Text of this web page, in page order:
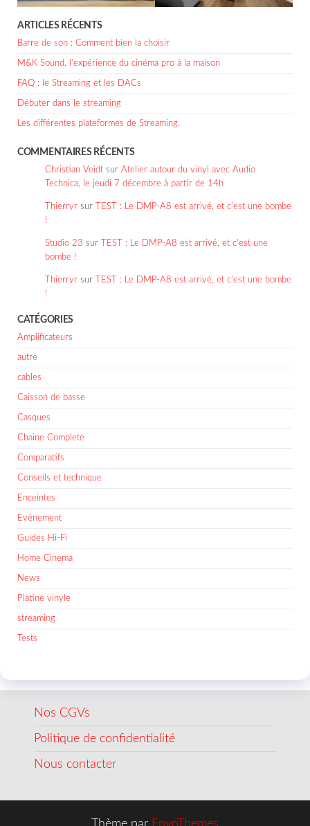
ARTICLES RÉCENTS
Barre de son : Comment bien la choisir
M&K Sound, l’expérience du cinéma pro à la maison
FAQ : le Streaming et les DACs
Débuter dans le streaming
Les différentes plateformes de Streaming.
COMMENTAIRES RÉCENTS
Christian Veidt sur Atelier autour du vinyl avec Audio
Technica, le jeudi 7 décembre à partir de 14h
Thierryr sur
TEST : Le DMP-A8 est arrivé, et c’est une bombe
!
Studio 23 sur
TEST : Le DMP-A8 est arrivé, et c’est une
bombe !
Thierryr sur
TEST : Le DMP-A8 est arrivé, et c’est une bombe
!
CATÉGORIES
Amplificateurs
autre
cables
Caisson de basse
Casques
Chaine Complete
Comparatifs
Conseils et technique
Enceintes
Evènement
Guides Hi-Fi
Home Cinema
News
Platine vinyle
streaming
Tests
Nos CGVs
Politique de confidentialité
Nous contacter